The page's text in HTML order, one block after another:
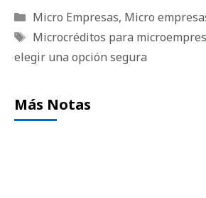
Categorías
Micro Empresas, Micro
Etiquetas
Microcréditos para
elegir una opción segura
Más Notas